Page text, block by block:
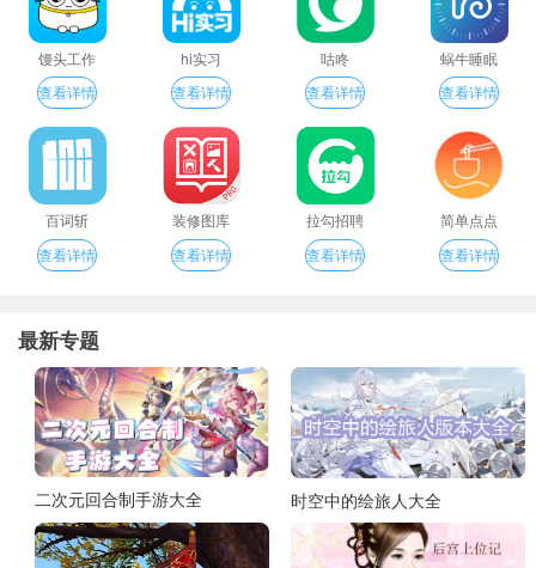
馒头工作
查看详情
hi实习
查看详情
咕咚
查看详情
蜗牛睡眠
查看详情
百词斩
查看详情
装修图库
查看详情
拉勾招聘
查看详情
简单点点
查看详情
最新专题
二次元回合制手游大全 时空中的绘旅人大全